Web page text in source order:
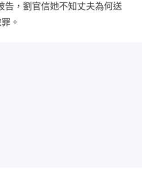
告，劉官信她不知丈夫為何送
。